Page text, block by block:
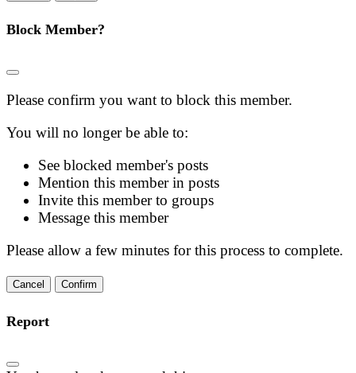
Block Member?
Please confirm you want to block this member.
You will no longer be able to:
See blocked member's posts
Mention this member in posts
Invite this member to groups
Message this member
Please allow a few minutes for this process to complete.
Confirm
Report